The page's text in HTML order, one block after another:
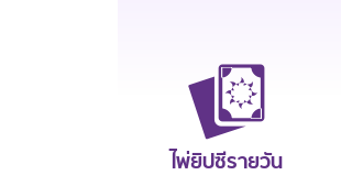
ไพ่ยิปซีรายวัน